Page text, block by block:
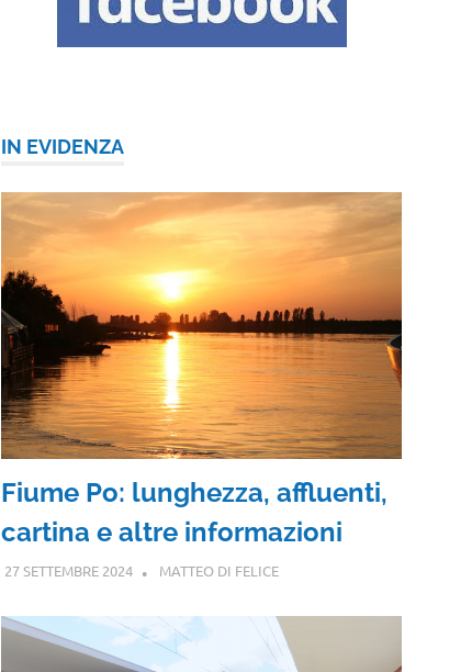
IN EVIDENZA
Fiume Po: lunghezza, affluenti,
cartina e altre informazioni
27 SETTEMBRE 2024 MATTEO DI FELICE